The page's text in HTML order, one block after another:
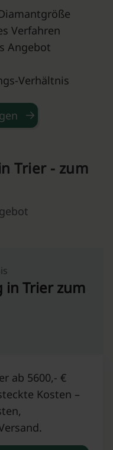
Verfahren
Angebot
Verhältnis
Trier - zum
Trier zum
ab 5600,- €
Kosten –